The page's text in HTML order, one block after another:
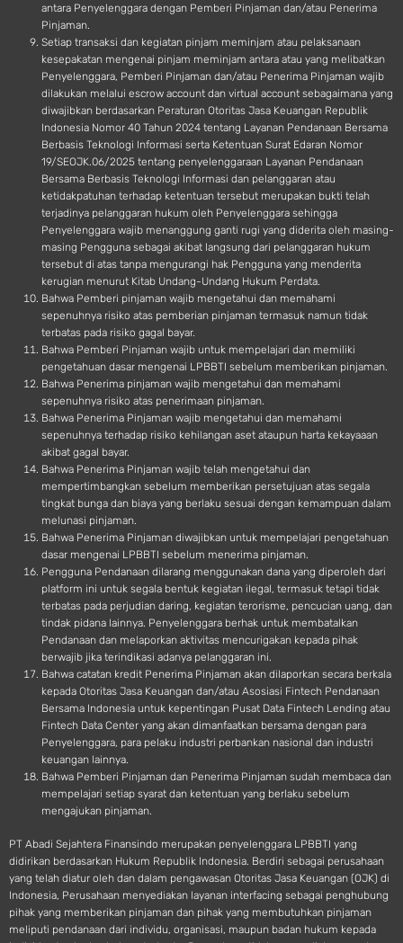
antara Penyelenggara dengan Pemberi Pinjaman dan/atau Penerima
Pinjaman.
Setiap transaksi dan kegiatan pinjam meminjam atau pelaksanaan
kesepakatan mengenai pinjam meminjam antara atau yang melibatkan
Penyelenggara, Pemberi Pinjaman dan/atau Penerima Pinjaman wajib
dilakukan melalui escrow account dan virtual account sebagaimana yang
diwajibkan berdasarkan Peraturan Otoritas Jasa Keuangan Republik
Indonesia Nomor 40 Tahun 2024 tentang Layanan Pendanaan Bersama
Berbasis Teknologi Informasi serta Ketentuan Surat Edaran Nomor
19/SEOJK.06/2025 tentang penyelenggaraan Layanan Pendanaan
Bersama Berbasis Teknologi Informasi dan pelanggaran atau
ketidakpatuhan terhadap ketentuan tersebut merupakan bukti telah
terjadinya pelanggaran hukum oleh Penyelenggara sehingga
Penyelenggara wajib menanggung ganti rugi yang diderita oleh masing-
masing Pengguna sebagai akibat langsung dari pelanggaran hukum
tersebut di atas tanpa mengurangi hak Pengguna yang menderita
kerugian menurut Kitab Undang-Undang Hukum Perdata.
Bahwa Pemberi pinjaman wajib mengetahui dan memahami
sepenuhnya risiko atas pemberian pinjaman termasuk namun tidak
terbatas pada risiko gagal bayar.
Bahwa Pemberi Pinjaman wajib untuk mempelajari dan memiliki
pengetahuan dasar mengenai LPBBTI sebelum memberikan pinjaman.
Bahwa Penerima pinjaman wajib mengetahui dan memahami
sepenuhnya risiko atas penerimaan pinjaman.
Bahwa Penerima Pinjaman wajib mengetahui dan memahami
sepenuhnya terhadap risiko kehilangan aset ataupun harta kekayaaan
akibat gagal bayar.
Bahwa Penerima Pinjaman wajib telah mengetahui dan
mempertimbangkan sebelum memberikan persetujuan atas segala
tingkat bunga dan biaya yang berlaku sesuai dengan kemampuan dalam
melunasi pinjaman.
Bahwa Penerima Pinjaman diwajibkan untuk mempelajari pengetahuan
dasar mengenai LPBBTI sebelum menerima pinjaman.
Pengguna Pendanaan dilarang menggunakan dana yang diperoleh dari
platform ini untuk segala bentuk kegiatan ilegal, termasuk tetapi tidak
terbatas pada perjudian daring, kegiatan terorisme, pencucian uang, dan
tindak pidana lainnya. Penyelenggara berhak untuk membatalkan
Pendanaan dan melaporkan aktivitas mencurigakan kepada pihak
berwajib jika terindikasi adanya pelanggaran ini.
Bahwa catatan kredit Penerima Pinjaman akan dilaporkan secara berkala
kepada Otoritas Jasa Keuangan dan/atau Asosiasi Fintech Pendanaan
Bersama Indonesia untuk kepentingan Pusat Data Fintech Lending atau
Fintech Data Center yang akan dimanfaatkan bersama dengan para
Penyelenggara, para pelaku industri perbankan nasional dan industri
keuangan lainnya.
Bahwa Pemberi Pinjaman dan Penerima Pinjaman sudah membaca dan
mempelajari setiap syarat dan ketentuan yang berlaku sebelum
mengajukan pinjaman.
PT Abadi Sejahtera Finansindo merupakan penyelenggara LPBBTI yang
didirikan berdasarkan Hukum Republik Indonesia. Berdiri sebagai perusahaan
yang telah diatur oleh dan dalam pengawasan Otoritas Jasa Keuangan (OJK) di
Indonesia, Perusahaan menyediakan layanan interfacing sebagai penghubung
pihak yang memberikan pinjaman dan pihak yang membutuhkan pinjaman
meliputi pendanaan dari individu, organisasi, maupun badan hukum kepada